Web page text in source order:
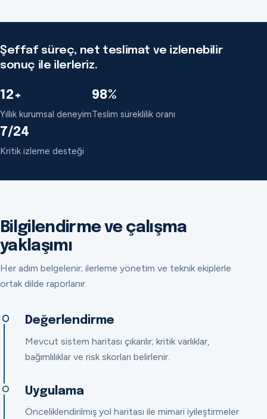
Şeffaf süreç, net teslimat ve izlenebilir
sonuç ile ilerleriz.
12+
Yıllık kurumsal deneyim
98%
Teslim süreklilik oranı
7/24
Kritik izleme desteği
Bilgilendirme ve çalışma
yaklaşımı
Her adım belgelenir; ilerleme yönetim ve teknik ekiplerle
ortak dilde raporlanır.
Değerlendirme
Mevcut sistem haritası çıkarılır; kritik varlıklar,
bağımlılıklar ve risk skorları belirlenir.
Uygulama
Önceliklendirilmiş yol haritası ile mimari iyileştirmeler